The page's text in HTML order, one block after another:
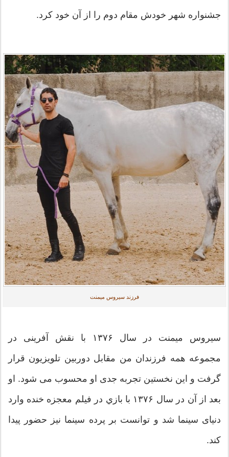
جشنواره شهر خودش مقام دوم را از آن خود کرد.
فرزند سیروس میمنت
سیروس میمنت در سال ۱۳۷۶ با نقش آفرینی در
مجموعه همه فرزندان من مقابل دوربین تلویزیون قرار
گرفت و این نخستین تجربه جدی او محسوب می شود. او
بعد از آن در سال ۱۳۷۶ با بازي در فیلم معجزه خنده وارد
دنیای سینما شد و توانست بر پرده سینما نیز حضور پیدا
کند.